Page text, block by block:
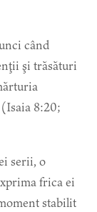
când
şi trăsături
8:20;
serii, o
frica ei
stabilit